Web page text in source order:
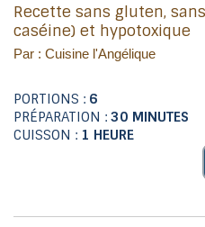
Recette sans gluten, sans produits laitiers (sans
caséine) et hypotoxique
Par : Cuisine l'Angélique
PORTIONS : 6
PRÉPARATION : 30 MINUTES
CUISSON : 1 HEURE